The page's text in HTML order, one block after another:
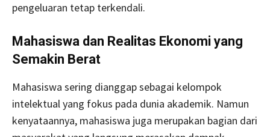
pengeluaran tetap terkendali.
Mahasiswa dan Realitas Ekonomi yang
Semakin Berat
Mahasiswa sering dianggap sebagai kelompok
intelektual yang fokus pada dunia akademik. Namun
kenyataannya, mahasiswa juga merupakan bagian dari